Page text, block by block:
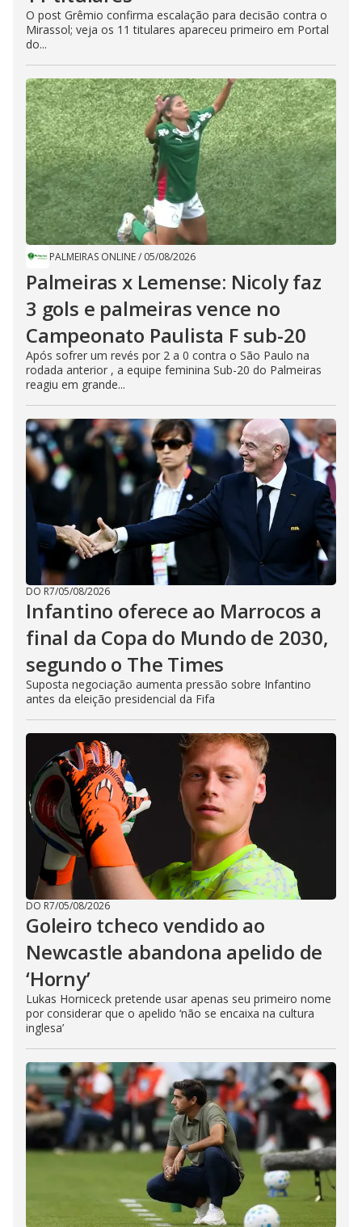
O post Grêmio confirma escalação para decisão contra o
Mirassol; veja os 11 titulares apareceu primeiro em Portal
do...
PALMEIRAS ONLINE/ 05/08/2026
Palmeiras x Lemense: Nicoly faz
3 gols e palmeiras vence no
Campeonato Paulista F sub-20
Após sofrer um revés por 2 a 0 contra o São Paulo na
rodada anterior , a equipe feminina Sub-20 do Palmeiras
reagiu em grande...
DO R7/05/08/2026
Infantino oferece ao Marrocos a
final da Copa do Mundo de 2030,
segundo o The Times
Suposta negociação aumenta pressão sobre Infantino
antes da eleição presidencial da Fifa
DO R7/05/08/2026
Goleiro tcheco vendido ao
Newcastle abandona apelido de
‘Horny’
Lukas Horniceck pretende usar apenas seu primeiro nome
por considerar que o apelido ‘não se encaixa na cultura
inglesa’